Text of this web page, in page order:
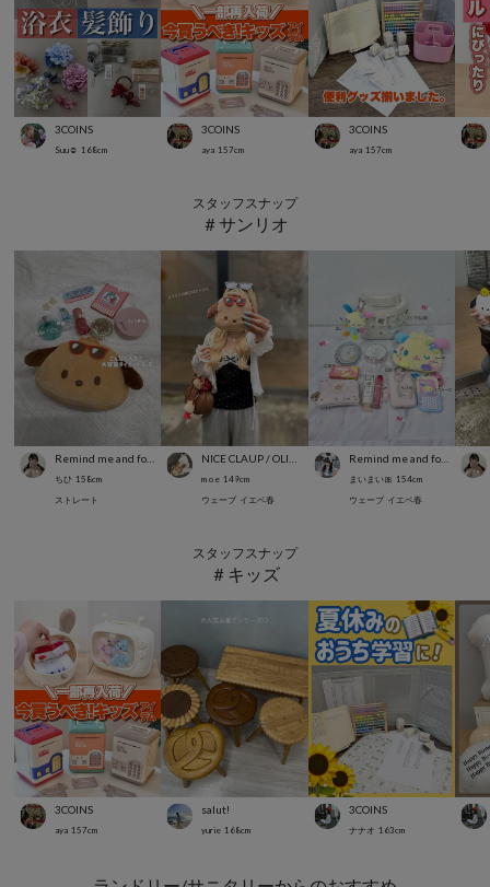
3COINS
Suu☺︎ 168cm
3COINS
aya 157cm
3COINS
aya 157cm
スタッフスナップ
＃サンリオ
ちひ 158cm
ストレート
m o e 149cm
ウェーブ イエベ春
Remind me and forever
まいまい🎀 154cm
ウェーブ イエベ春
スタッフスナップ
＃キッズ
3COINS
aya 157cm
salut!
yurie 168cm
3COINS
ナナオ 163cm